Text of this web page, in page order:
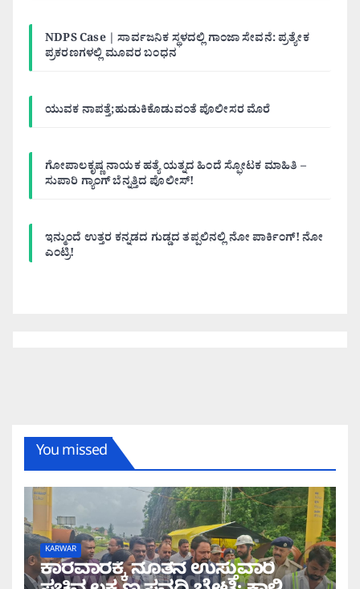
NDPS Case | ಸಾರ್ವಜನಿಕ ಸ್ಥಳದಲ್ಲಿ ಗಾಂಜಾ ಸೇವನೆ: ಪ್ರತ್ಯೇಕ
ಪ್ರಕರಣಗಳಲ್ಲಿ ಮೂವರ ಬಂಧನ
ಯುವಕ ನಾಪತ್ತೆ;ಹುಡುಕಿಕೊಡುವಂತೆ ಪೊಲೀಸರ ಮೊರೆ
ಗೋಪಾಲಕೃಷ್ಣ ನಾಯಕ ಹತ್ಯೆ ಯತ್ನದ ಹಿಂದೆ ಸ್ಫೋಟಕ ಮಾಹಿತಿ –
ಸುಪಾರಿ ಗ್ಯಾಂಗ್ ಬೆನ್ನತ್ತಿದ ಪೊಲೀಸ್!
ಇನ್ಮುಂದೆ ಉತ್ತರ ಕನ್ನಡದ ಗುಡ್ಡದ ತಪ್ಪಲಿನಲ್ಲಿ ನೋ ಪಾರ್ಕಿಂಗ್! ನೋ
ಎಂಟ್ರಿ!
You missed
KARWAR
ಕಾರವಾರಕ್ಕೆ ನೂತನ ಉಸ್ತುವಾರಿ